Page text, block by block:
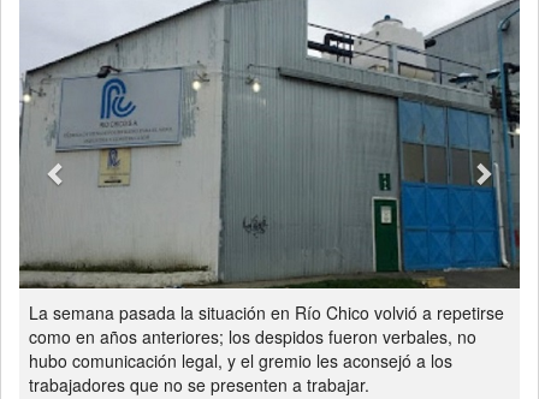
La semana pasada la situación en Río Chico volvió a repetirse
como en años anteriores; los despidos fueron verbales, no
hubo comunicación legal, y el gremio les aconsejó a los
trabajadores que no se presenten a trabajar.